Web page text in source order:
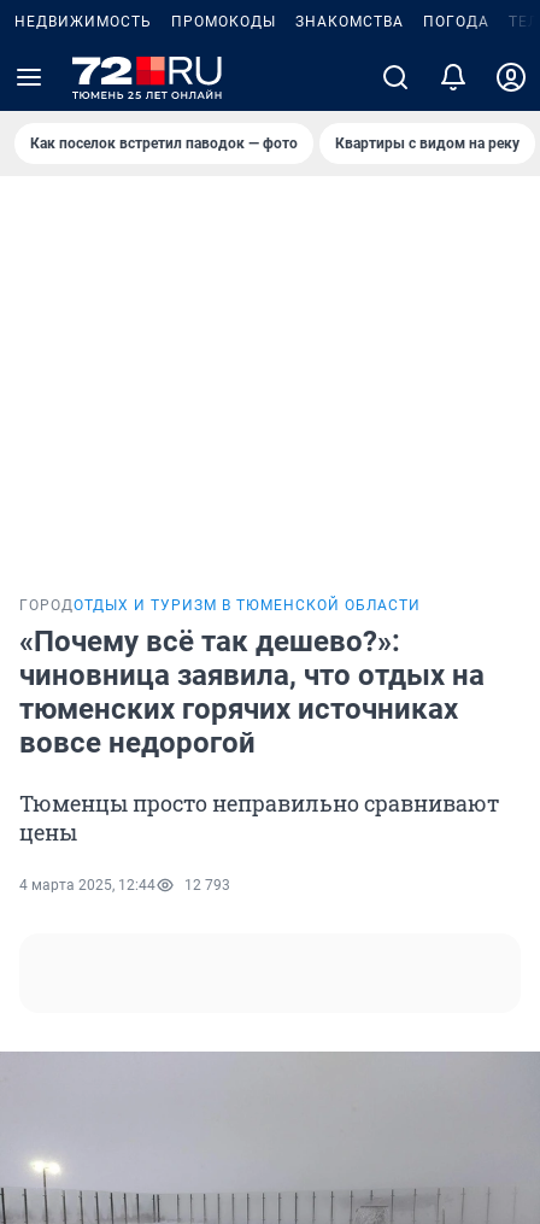
НЕДВИЖИМОСТЬ ПРОМОКОДЫ ЗНАКОМСТВА ПОГОДА
Как поселок встретил паводок — фото Квартиры с видом на реку
ГОРОДОТДЫХ И ТУРИЗМ В ТЮМЕНСКОЙ ОБЛАСТИ
«Почему всё так дешево?»:
чиновница заявила, что отдых на
тюменских горячих источниках
вовсе недорогой
Тюменцы просто неправильно сравнивают
цены
4 марта 2025, 12:44 12 793